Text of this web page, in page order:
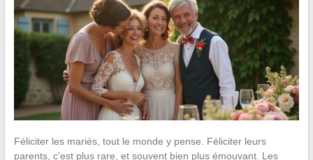
Féliciter les mariés, tout le monde y pense. Féliciter leurs
parents, c’est plus rare, et souvent bien plus émouvant. Les